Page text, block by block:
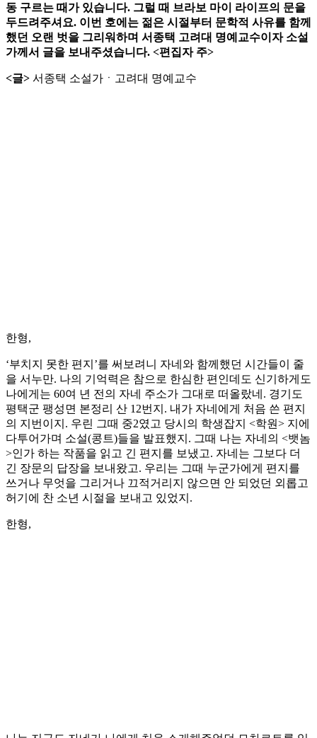
동 구르는 때가 있습니다. 그럴 때 브라보 마이 라이프의 문을
두드려주셔요. 이번 호에는 젊은 시절부터 문학적 사유를 함께
했던 오랜 벗을 그리워하며 서종택 고려대 명예교수이자 소설
가께서 글을 보내주셨습니다. <편집자 주>
<글> 서종택 소설가ㆍ고려대 명예교수
한형,
‘부치지 못한 편지’를 써보려니 자네와 함께했던 시간들이 줄
을 서누만. 나의 기억력은 참으로 한심한 편인데도 신기하게도
나에게는 60여 년 전의 자네 주소가 그대로 떠올랐네. 경기도
평택군 팽성면 본정리 산 12번지. 내가 자네에게 처음 쓴 편지
의 지번이지. 우린 그때 중2였고 당시의 학생잡지 <학원> 지에
다투어가며 소설(콩트)들을 발표했지. 그때 나는 자네의 <뱃놈
>인가 하는 작품을 읽고 긴 편지를 보냈고. 자네는 그보다 더
긴 장문의 답장을 보내왔고. 우리는 그때 누군가에게 편지를
쓰거나 무엇을 그리거나 끄적거리지 않으면 안 되었던 외롭고
허기에 찬 소년 시절을 보내고 있었지.
한형,